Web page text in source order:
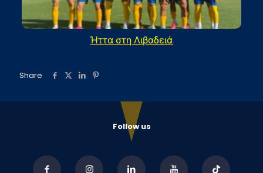
Ήττα στη Λιβαδειά
Share
Follow us